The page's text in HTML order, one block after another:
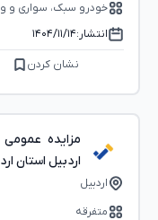
خودرو سبک، سواری و
انتشار:۱۴۰۴/۱۱/۱۴
نشان کردن
مزایده
اردبیل استان
اردبیل
متفرقه